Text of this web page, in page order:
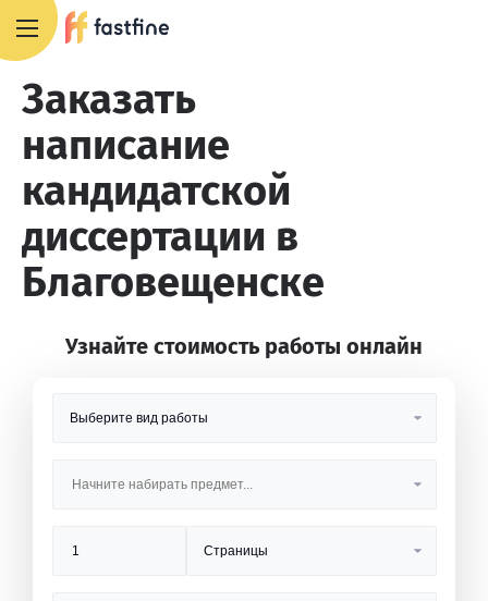
Заказать
написание
кандидатской
диссертации в
Благовещенске
Узнайте стоимость работы онлайн